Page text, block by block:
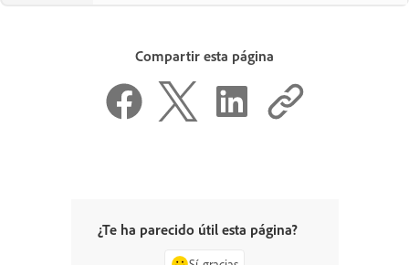
Compartir esta página
¿Te ha parecido útil esta página?